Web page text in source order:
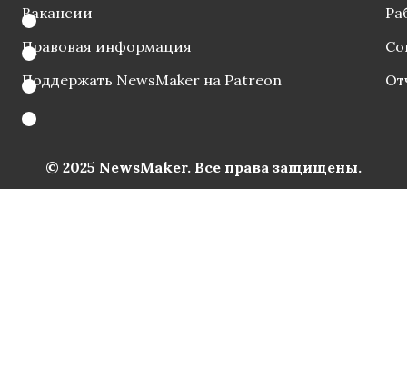
Вакансии
Правовая информация
Поддержать NewsMaker на Patreon
© 2025 NewsMaker. Все права защищены.